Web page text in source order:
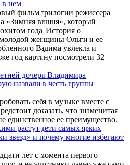
в нем
фильм трилогии режиссера
«Зимняя вишня», который
года. История о
женщины Ольги и ее
Вадима увлекла и
год картину посмотрели 32
дочери Владимира
назвали в честь группы
себя в музыке вместе с
доказать, что знаменитая
единственное ее преимущество.
растут дети самых ярких
звезд» и почему многие избегают
лет с момента первого